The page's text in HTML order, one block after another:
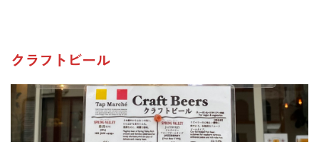
クラフトビール